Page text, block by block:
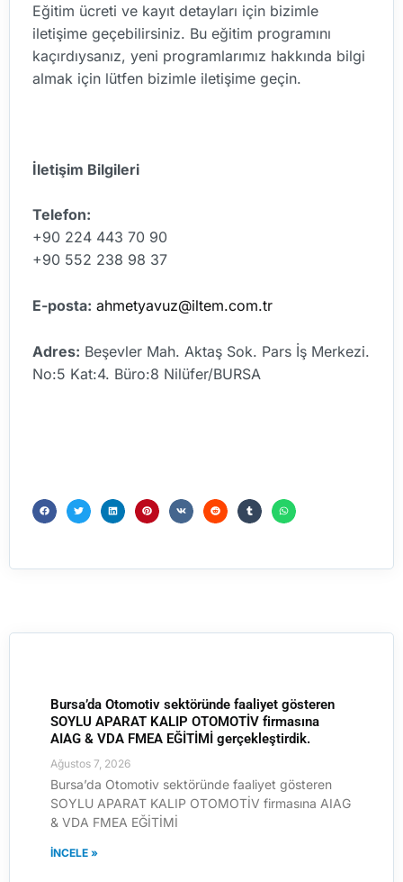
Eğitim ücreti ve kayıt detayları için bizimle
iletişime geçebilirsiniz. Bu eğitim programını
kaçırdıysanız, yeni programlarımız hakkında bilgi
almak için lütfen bizimle iletişime geçin.
İletişim Bilgileri
Telefon:
+90 224 443 70 90
+90 552 238 98 37
E-posta: ahmetyavuz@iltem.com.tr
Adres: Beşevler Mah. Aktaş Sok. Pars İş Merkezi.
No:5 Kat:4. Büro:8 Nilüfer/BURSA
Bursa’da Otomotiv sektöründe faaliyet gösteren
SOYLU APARAT KALIP OTOMOTİV firmasına
AIAG & VDA FMEA EĞİTİMİ gerçekleştirdik.
Ağustos 7, 2026
Bursa’da Otomotiv sektöründe faaliyet gösteren
SOYLU APARAT KALIP OTOMOTİV firmasına AIAG
& VDA FMEA EĞİTİMİ
İNCELE »